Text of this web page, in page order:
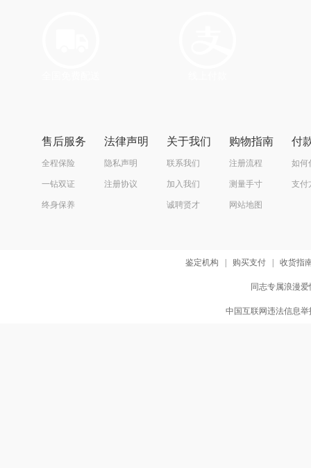
售后服务
全程保险
一钻双证
终身保养
法律声明
隐私声明
注册协议
关于我们
联系我们
加入我们
诚聘贤才
购物指南
注册流程
测量手寸
网站地图
付
如何
支付
鉴定机构 购买支付 收货指
同志专属浪漫
中国互联网违法信息